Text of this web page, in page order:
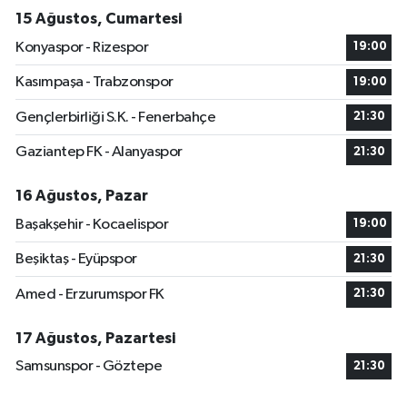
15 Ağustos, Cumartesi
Konyaspor - Rizespor
19:00
Kasımpaşa - Trabzonspor 19:00
Gençlerbirliği S.K. - Fenerbahçe 21:30
Gaziantep FK - Alanyaspor 21:30
16 Ağustos, Pazar
Başakşehir - Kocaelispor
19:00
Beşiktaş - Eyüpspor 21:30
Amed - Erzurumspor FK 21:30
17 Ağustos, Pazartesi
Samsunspor - Göztepe
21:30